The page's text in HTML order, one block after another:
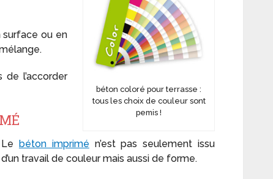
béton coloré pour terrasse :
tous les choix de couleur sont
pemis !
surface ou en
l’accorder
Le béton imprimé n’est pas seulement issu
d’un travail de couleur mais aussi de forme.